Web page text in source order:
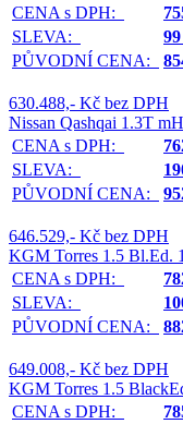
CENA s DPH:
SLEVA:
PŮVODNÍ CENA:
630.488,- Kč bez DPH
Nissan Qashqai 1.3T
CENA s DPH:
SLEVA:
PŮVODNÍ CENA:
646.529,- Kč bez DPH
KGM Torres 1.5
CENA s DPH:
SLEVA:
PŮVODNÍ CENA:
649.008,- Kč bez DPH
KGM Torres 1.5
CENA s DPH: